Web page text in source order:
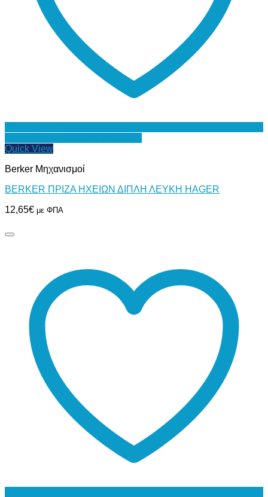
Quick View
Berker Μηχανισμοί
BERKER ΠΡΙΖΑ ΗΧΕΙΩΝ ΔΙΠΛΗ ΛΕΥΚΗ HAGER
12,65€ με ΦΠΑ